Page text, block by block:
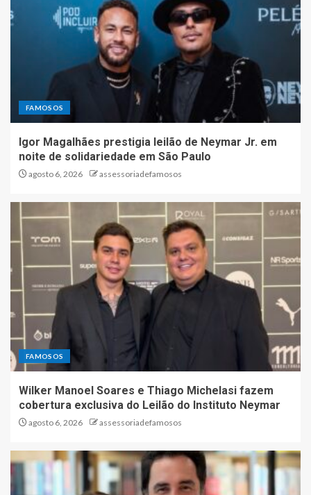
FAMOSOS
Igor Magalhães prestigia leilão de Neymar Jr. em
noite de solidariedade em São Paulo
agosto 6, 2026 assessoriadefamosos
FAMOSOS
Wilker Manoel Soares e Thiago Michelasi fazem
cobertura exclusiva do Leilão do Instituto Neymar
agosto 6, 2026 assessoriadefamosos